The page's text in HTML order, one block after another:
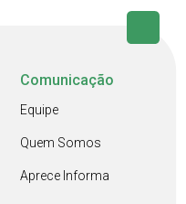
Comunicação
Equipe
Quem Somos
Aprece Informa